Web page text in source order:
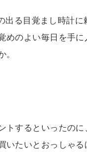
出る目覚まし時計に
めのよい毎日を手に
。
トするといったのに
いたいとおっしゃる